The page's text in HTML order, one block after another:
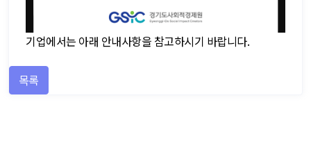
기업에서는 아래 안내사항을 참고하시기 바랍니다.
목록